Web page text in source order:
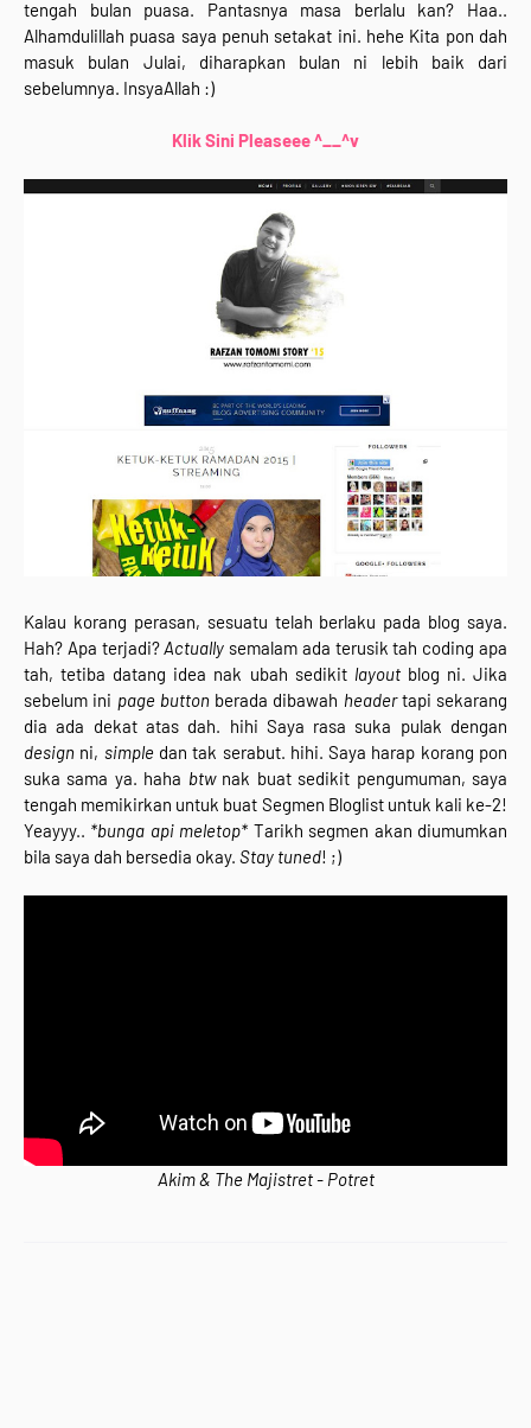
tengah bulan puasa. Pantasnya masa berlalu kan? Haa..
Alhamdulillah puasa saya penuh setakat ini. hehe Kita pon dah
masuk bulan Julai, diharapkan bulan ni lebih baik dari
sebelumnya. InsyaAllah :)
Klik Sini Pleaseee ^__^v
Kalau korang perasan, sesuatu telah berlaku pada blog saya.
Hah? Apa terjadi? Actually semalam ada terusik tah coding apa
tah, tetiba datang idea nak ubah sedikit layoutblog ni. Jika
sebelum ini page button berada dibawah headertapi sekarang
dia ada dekat atas dah. hihi Saya rasa suka pulak dengan
design ni, simpledan tak serabut. hihi. Saya harap korang pon
suka sama ya. haha btwnak buat sedikit pengumuman, saya
tengah memikirkan untuk buat Segmen Bloglist untuk kali ke-2!
Yeayyy.. *bunga api meletop* Tarikh segmen akan diumumkan
bila saya dah bersedia okay. Stay tuned! ;)
Akim & The Majistret - Potret